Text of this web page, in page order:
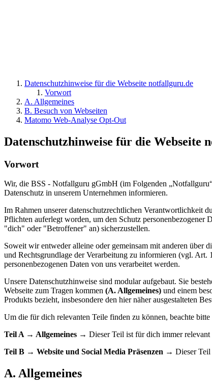
Datenschutzhinweise für die Webseite notfallguru.de
Vorwort
A. Allgemeines
B. Besuch von Webseiten
Matomo Web-Analyse Opt-Out
Datenschutzhinweise für die Webseite
Vorwort
Wir, die BSS - Notfallguru gGmbH (im Folgenden
Datenschutz in unserem Unternehmen informieren.
Im Rahmen unserer datenschutzrechtlichen Verantwortlichkeit
Pflichten auferlegt worden, um den Schutz
"dich" oder "Betroffener" an) sicherzustellen.
Soweit wir entweder alleine oder gemeinsam mit anderen
und Rechtsgrundlage der Verarbeitung zu informieren (vgl.
personenbezogenen Daten von uns verarbeitet werden.
Unsere Datenschutzhinweise sind modular aufgebaut. Sie
Webseite zum Tragen kommen (A. Allgemeines) und einem
Produkts bezieht, insbesondere den hier näher ausgestalteten
Um die für dich relevanten Teile finden zu können, beachte
Teil A → Allgemeines → Dieser Teil ist für dich immer relevant
Teil B → Website und Social Media Präsenzen → Dieser Teil
A. Allgemeines